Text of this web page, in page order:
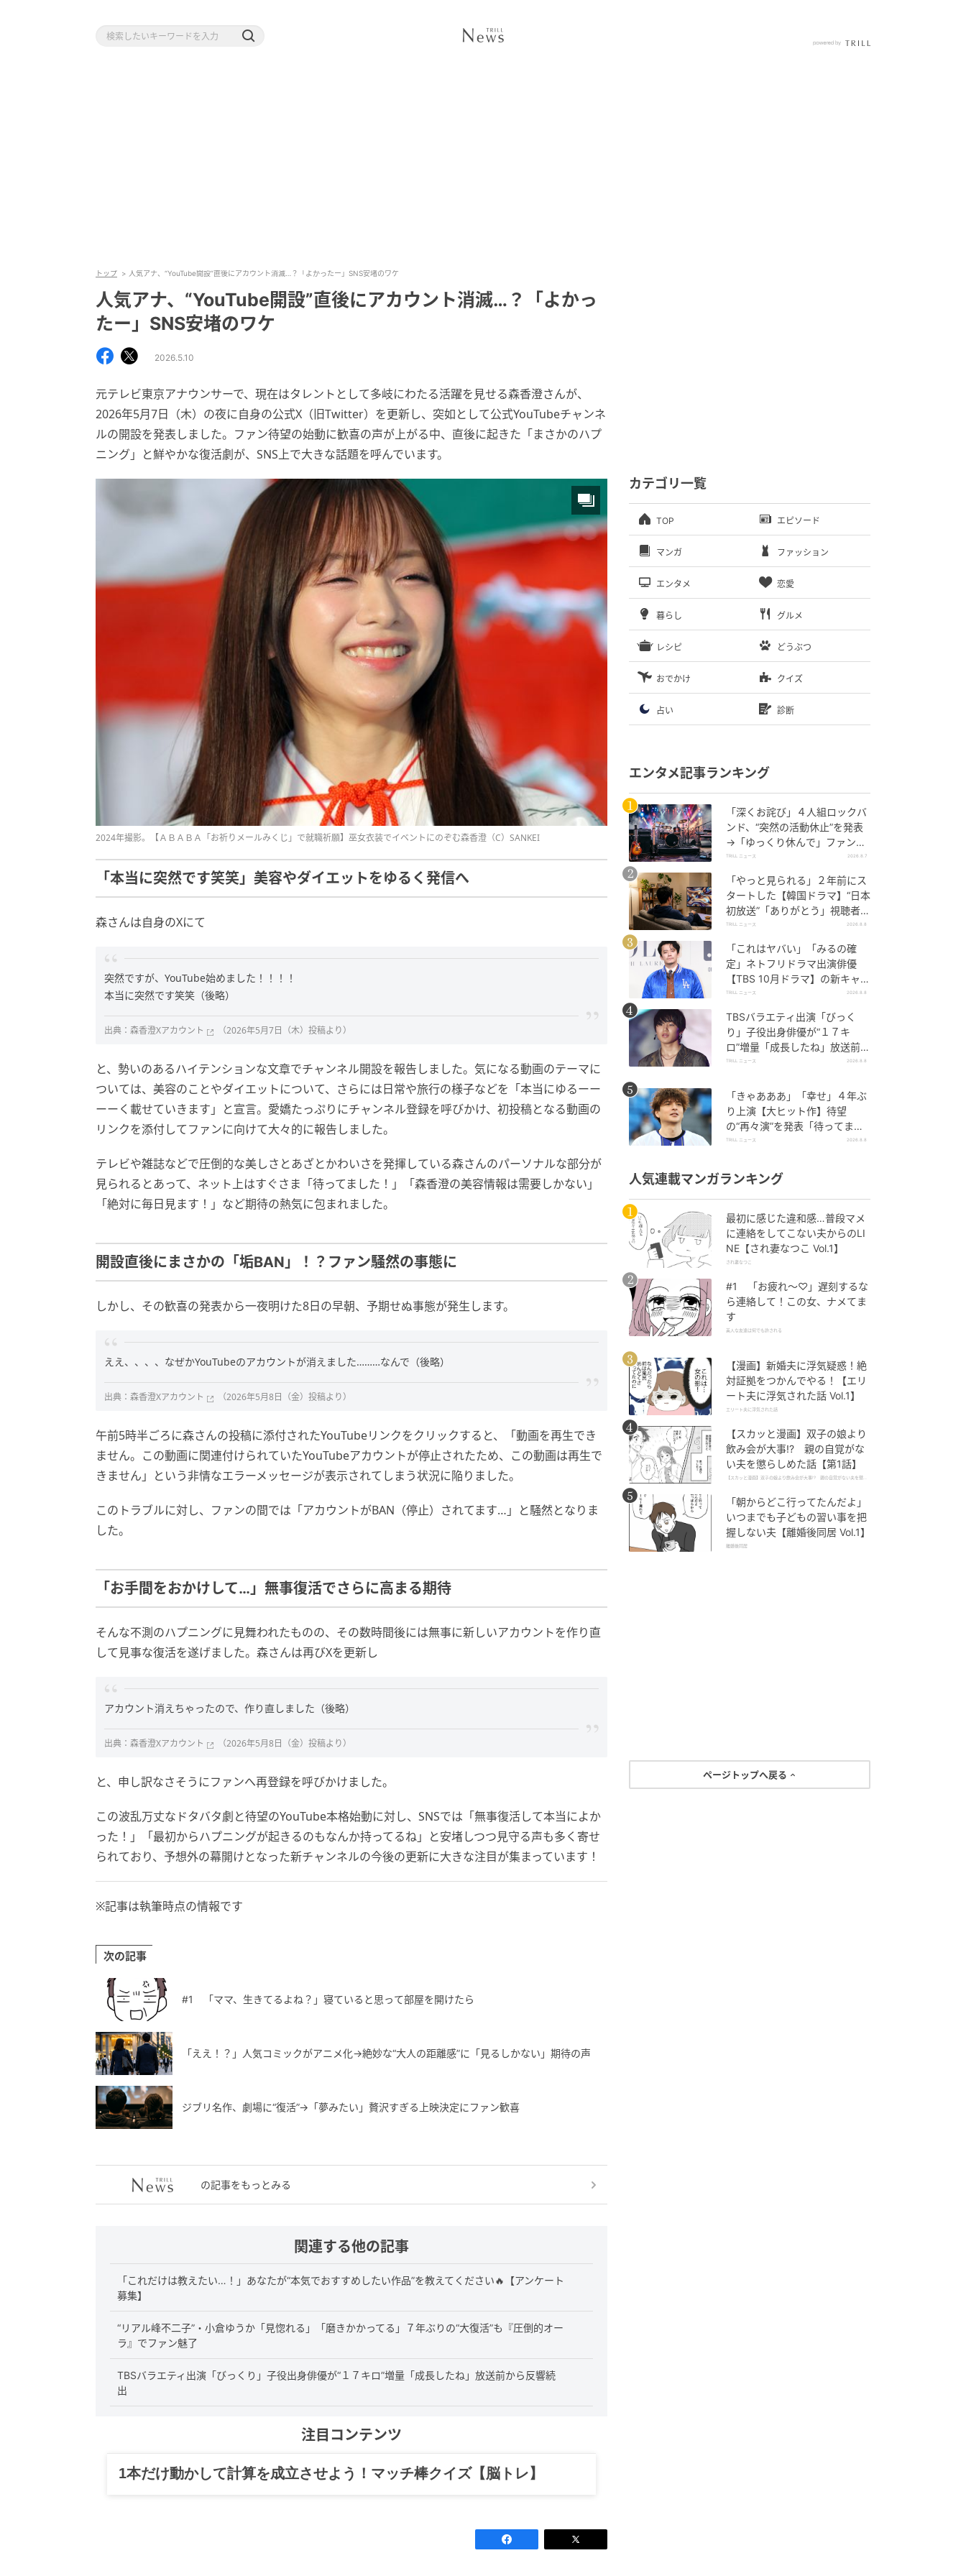
トップ 人気アナ、“YouTube開設”直後にアカウント消滅…？「よかったー」SNS安堵のワケ
人気アナ、“YouTube開設”直後にアカウント消滅…？「よかっ
たー」SNS安堵のワケ
2026.5.10
元テレビ東京アナウンサーで、現在はタレントとして多岐にわたる活躍を見せる森香澄さんが、
2026年5月7日（木）の夜に自身の公式X（旧Twitter）を更新し、突如として公式YouTubeチャンネ
ルの開設を発表しました。ファン待望の始動に歓喜の声が上がる中、直後に起きた「まさかのハプ
ニング」と鮮やかな復活劇が、SNS上で大きな話題を呼んでいます。
2024年撮影。【ＡＢＡＢＡ「お祈りメールみくじ」で就職祈願】巫女衣装でイベントにのぞむ森香澄（C）SANKEI
「本当に突然です笑笑」美容やダイエットをゆるく発信へ
森さんは自身のXにて
突然ですが、YouTube始めました！！！！
本当に突然です笑笑（後略）
出典： 森香澄Xアカウント （2026年5月7日（木）投稿より）
と、勢いのあるハイテンションな文章でチャンネル開設を報告しました。気になる動画のテーマに
ついては、美容のことやダイエットについて、さらには日常や旅行の様子などを「本当にゆるーー
ーーく載せていきます」と宣言。愛嬌たっぷりにチャンネル登録を呼びかけ、初投稿となる動画の
リンクを添付してファンに向けて大々的に報告しました。
テレビや雑誌などで圧倒的な美しさとあざとかわいさを発揮している森さんのパーソナルな部分が
見られるとあって、ネット上はすぐさま「待ってました！」「森香澄の美容情報は需要しかない」
「絶対に毎日見ます！」など期待の熱気に包まれました。
開設直後にまさかの「垢BAN」！？ファン騒然の事態に
しかし、その歓喜の発表から一夜明けた8日の早朝、予期せぬ事態が発生します。
ええ、、、、なぜかYouTubeのアカウントが消えました………なんで（後略）
出典： 森香澄Xアカウント （2026年5月8日（金）投稿より）
午前5時半ごろに森さんの投稿に添付されたYouTubeリンクをクリックすると、「動画を再生でき
ません。この動画に関連付けられていたYouTubeアカウントが停止されたため、この動画は再生で
きません」という非情なエラーメッセージが表示されてしまう状況に陥りました。
このトラブルに対し、ファンの間では「アカウントがBAN（停止）されてます…」と騒然となりま
した。
「お手間をおかけして…」無事復活でさらに高まる期待
そんな不測のハプニングに見舞われたものの、その数時間後には無事に新しいアカウントを作り直
して見事な復活を遂げました。森さんは再びXを更新し
アカウント消えちゃったので、作り直しました（後略）
出典： 森香澄Xアカウント （2026年5月8日（金）投稿より）
と、申し訳なさそうにファンへ再登録を呼びかけました。
この波乱万丈なドタバタ劇と待望のYouTube本格始動に対し、SNSでは「無事復活して本当によか
った！」「最初からハプニングが起きるのもなんか持ってるね」と安堵しつつ見守る声も多く寄せ
られており、予想外の幕開けとなった新チャンネルの今後の更新に大きな注目が集まっています！
※記事は執筆時点の情報です
次の記事
#1 「ママ、生きてるよね？」寝ていると思って部屋を開けたら
「ええ！？」人気コミックがアニメ化→絶妙な“大人の距離感”に「見るしかない」期待の声
ジブリ名作、劇場に“復活”→「夢みたい」贅沢すぎる上映決定にファン歓喜
の記事をもっとみる
関連する他の記事
「これだけは教えたい…！」あなたが“本気でおすすめしたい作品”を教えてください🔥【アンケート
募集】
“リアル峰不二子”・小倉ゆうか「見惚れる」「磨きかかってる」７年ぶりの“大復活”も『圧倒的オー
ラ』でファン魅了
TBSバラエティ出演「びっくり」子役出身俳優が“１７キロ”増量「成長したね」放送前から反響続
出
注目コンテンツ
グルメ、ギャグ、子育て、旅行記……全部、読めます。
カテゴリ一覧
TOP エピソード
マンガ ファッション
エンタメ 恋愛
暮らし グルメ
レシピ どうぶつ
おでかけ クイズ
占い 診断
エンタメ記事ランキング
「深くお詫び」４人組ロックバ
ンド、“突然の活動休止”を発表
→「ゆっくり休んで」ファン心
配の声
TRILL ニュース 2026.8.7
「やっと見られる」２年前にス
タートした【韓国ドラマ】“日本
初放送”「ありがとう」視聴者感
謝の声
TRILL ニュース 2026.8.8
「これはヤバい」「みるの確
定」ネトフリドラマ出演俳優
【TBS 10月ドラマ】の新キャス
トに抜擢→ファン大歓喜
TRILL ニュース 2026.8.8
TBSバラエティ出演「びっく
り」子役出身俳優が“１７キ
ロ”増量「成長したね」放送前か
ら反響続出
TRILL ニュース 2026.8.8
「きゃあああ」「幸せ」４年ぶ
り上演【大ヒット作】待望
の“再々演”を発表「待ってまし
た」ファン大歓喜
TRILL ニュース 2026.8.8
人気連載マンガランキング
最初に感じた違和感…普段マメ
に連絡をしてこない夫からのLI
NE【され妻なつこ Vol.1】
され妻なつこ
#1 「お疲れ〜♡」遅刻するな
ら連絡して！この女、ナメてま
す
美人な友達は何でも許される
【漫画】新婚夫に浮気疑惑！絶
対証拠をつかんでやる！【エリ
ート夫に浮気された話 Vol.1】
エリート夫に浮気された話
【スカッと漫画】双子の娘より
飲み会が大事!? 親の自覚がな
い夫を懲らしめた話【第1話】
【スカッと漫画】双子の娘より飲み会が大事!? 親の自覚がない夫を懲ら
「朝からどこ行ってたんだよ」
いつまでも子どもの習い事を把
握しない夫【離婚後同居 Vol.1】
離婚後同居
ページトップへ戻る